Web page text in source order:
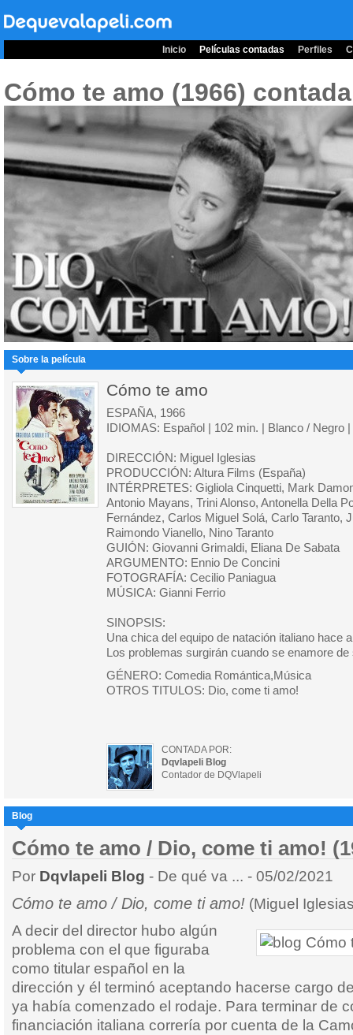
Inicio Películas contadas Perfiles
Cómo te amo (1966)
Sobre la película
Cómo te amo
ESPAÑA, 1966
IDIOMAS: Español | 102 min. | Blanco / Negro
DIRECCIÓN: Miguel Iglesias
PRODUCCIÓN: Altura Films (España)
INTÉRPRETES: Gigliola Cinquetti, Mark
Antonio Mayans, Trini Alonso, Antonella Della
Fernández, Carlos Miguel Solá, Carlo Taranto,
Raimondo Vianello, Nino Taranto
GUIÓN: Giovanni Grimaldi, Eliana De Sabata
ARGUMENTO: Ennio De Concini
FOTOGRAFÍA: Cecilio Paniagua
MÚSICA: Gianni Ferrio
SINOPSIS:
Una chica del equipo de natación italiano hace
Los problemas surgirán cuando se enamore
GÉNERO: Comedia Romántica,Música
OTROS TITULOS: Dio, come ti amo!
CONTADA POR:
Dqvlapeli Blog
Contador de DQVlapeli
Blog
Cómo te amo / Dio, come ti amo!
Por Dqvlapeli Blog - De qué va ... - 05/02/2021
Cómo te amo / Dio, come ti amo! (Miguel
A decir del director hubo algún
problema con el que figuraba
como titular español en la
dirección y él terminó aceptando hacerse cargo
ya había comenzado el rodaje. Para terminar de
financiación italiana correría por cuenta de la